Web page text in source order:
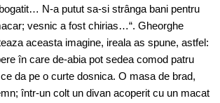
N-a putut sa-si strânga bani pentru
vesnic a fost chirias…“. Gheorghe
aceasta imagine, ireala as spune, astfel:
în care de-abia pot sedea comod patru
da pe o curte dosnica. O masa de brad,
într-un colt un divan acoperit cu un macat